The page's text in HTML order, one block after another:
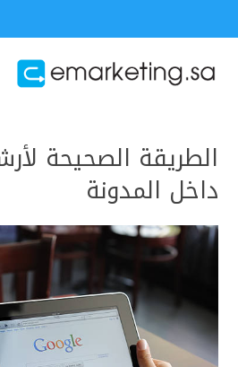
الطريقة الصحيحة
داخل المدونة